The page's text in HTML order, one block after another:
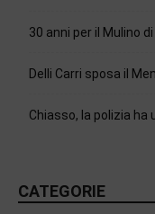
30 anni per il Mulino
Delli Carri sposa il
Chiasso, la polizia ha
CATEGORIE